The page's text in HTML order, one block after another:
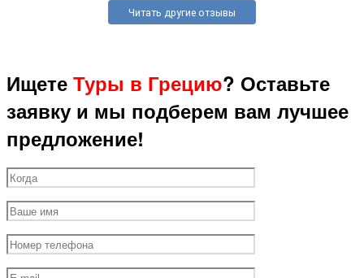
Читать другие отзывы
Ищете Туры в Грецию? Оставьте
заявку и мы подберем вам лучшее
предложение!